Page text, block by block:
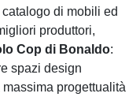
di mobili ed
produttori,
Cop di Bonaldo:
spazi design
progettualità